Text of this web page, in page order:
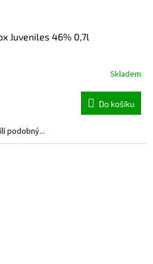
Juveniles 46% 0,7l
Skladem
Do košíku
podobný...